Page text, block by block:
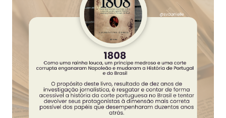
convivência e evita conflitos desnecessários. 2. Organize
seus alimentos em um único espaço Facilita o controle da
validade e mantém a geladeira práticas para todos. 3.
Consuma apenas o que é seu Evita mal-entendidos e
reforça a confiança entre colegas. 4. Derramou algo? Limpe
na hora Higiene imediata garante um ambiente limpo e
agradável para o próximo usuário. 5. Não deixe alimentos
estragarem Escolha um dia fixo da semana para revisar